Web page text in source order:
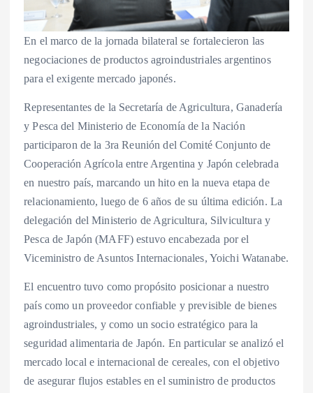
En el marco de la jornada bilateral se fortalecieron las
negociaciones de productos agroindustriales argentinos
para el exigente mercado japonés.
Representantes de la Secretaría de Agricultura, Ganadería
y Pesca del Ministerio de Economía de la Nación
participaron de la 3ra Reunión del Comité Conjunto de
Cooperación Agrícola entre Argentina y Japón celebrada
en nuestro país, marcando un hito en la nueva etapa de
relacionamiento, luego de 6 años de su última edición. La
delegación del Ministerio de Agricultura, Silvicultura y
Pesca de Japón (MAFF) estuvo encabezada por el
Viceministro de Asuntos Internacionales, Yoichi Watanabe.
El encuentro tuvo como propósito posicionar a nuestro
país como un proveedor confiable y previsible de bienes
agroindustriales, y como un socio estratégico para la
seguridad alimentaria de Japón. En particular se analizó el
mercado local e internacional de cereales, con el objetivo
de asegurar flujos estables en el suministro de productos